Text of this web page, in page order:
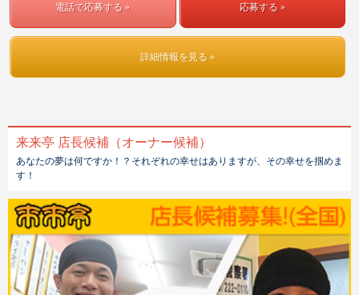
電話で応募する » 応募する »
詳細情報を見る »
来来亭 店長候補（オーナー候補）
あなたの夢は何ですか！？それぞれの幸せはありますが、その幸せを掴めま
す！